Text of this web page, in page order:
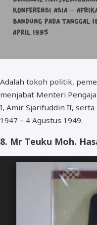
Adalah tokoh politik,
menjabat Menteri
I, Amir Sjarifuddin II, serta
1947 – 4 Agustus 1949.
8. Mr Teuku Moh.